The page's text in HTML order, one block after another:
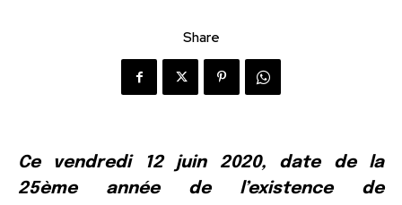
Share
Ce vendredi 12 juin 2020, date de la
25ème année de l’existence de